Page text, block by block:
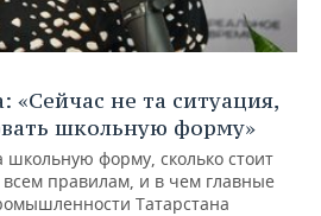
«Сейчас не та ситуация,
школьную форму»
форму, сколько стоит
правилам, и в чем главные
Татарстана